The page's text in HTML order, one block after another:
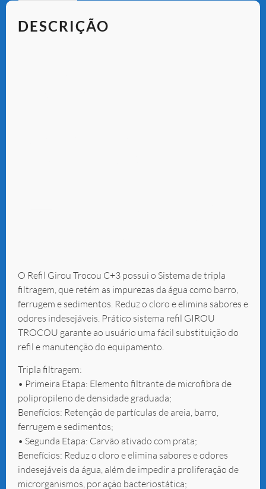
DESCRIÇÃO
O Refil Girou Trocou C+3 possui o Sistema de tripla
filtragem, que retém as impurezas da água como barro,
ferrugem e sedimentos. Reduz o cloro e elimina sabores e
odores indesejáveis. Prático sistema refil GIROU
TROCOU garante ao usuário uma fácil substituição do
refil e manutenção do equipamento.
Tripla filtragem:
• Primeira Etapa: Elemento filtrante de microfibra de
polipropileno de densidade graduada;
Benefícios: Retenção de partículas de areia, barro,
ferrugem e sedimentos;
• Segunda Etapa: Carvão ativado com prata;
Benefícios: Reduz o cloro e elimina sabores e odores
indesejáveis da água, além de impedir a proliferação de
microrganismos, por ação bacteriostática;